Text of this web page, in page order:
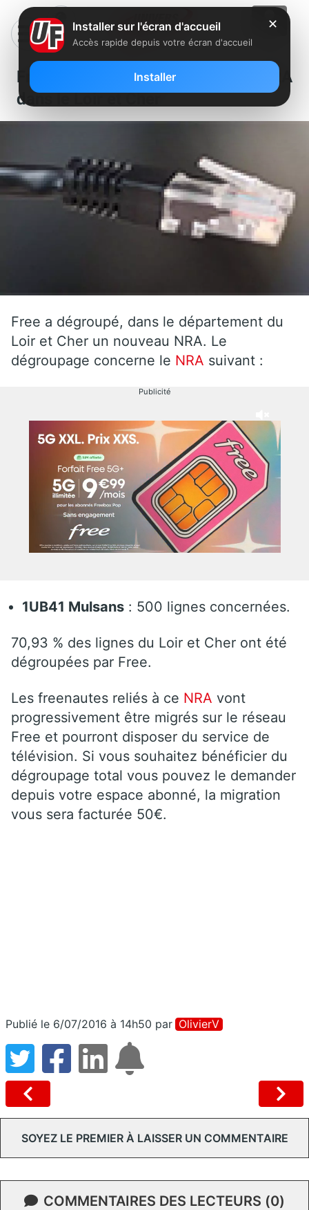
Free a dégroupé un nouveau NRA
dans le Loir et Cher
Free a dégroupé, dans le département du
Loir et Cher un nouveau NRA. Le
dégroupage concerne le NRA suivant :
Publicité
1UB41 Mulsans : 500 lignes concernées.
70,93 % des lignes du Loir et Cher ont été
dégroupées par Free.
Les freenautes reliés à ce NRA vont
progressivement être migrés sur le réseau
Free et pourront disposer du service de
télévision. Si vous souhaitez bénéficier du
dégroupage total vous pouvez le demander
depuis votre espace abonné, la migration
vous sera facturée 50€.
Publié le 6/07/2016 à 14h50 par OlivierV
SOYEZ LE PREMIER À LAISSER UN COMMENTAIRE
COMMENTAIRES DES LECTEURS (0)
✕
Installer sur l'écran d'accueil
Accès rapide depuis votre écran d'accueil
Installer